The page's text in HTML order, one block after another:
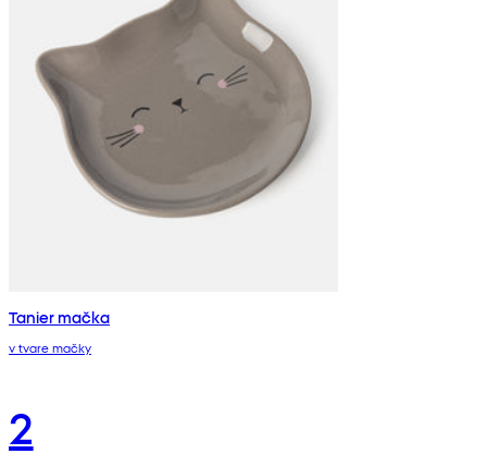
Tanier mačka
v tvare mačky
2